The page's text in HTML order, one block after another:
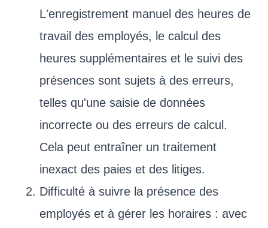
L'enregistrement manuel des heures de
travail des employés, le calcul des
heures supplémentaires et le suivi des
présences sont sujets à des erreurs,
telles qu'une saisie de données
incorrecte ou des erreurs de calcul.
Cela peut entraîner un traitement
inexact des paies et des litiges.
Difficulté à suivre la présence des
employés et à gérer les horaires : avec